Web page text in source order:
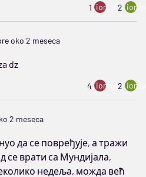
1 ion:minus
2
oko 2 meseca
dz
4 ion:minus
2
2 meseca
да се повређује, а тражи
врати са Мундијала,
недеља, можда већ